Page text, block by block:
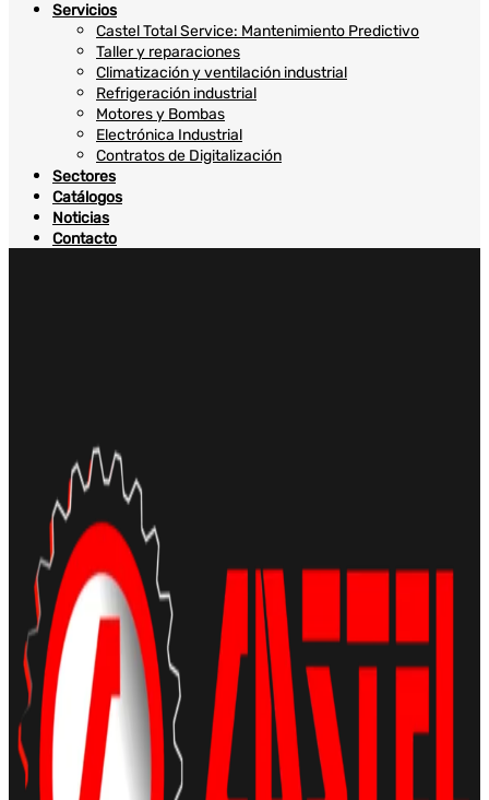
Servicios
Castel Total Service: Mantenimiento Predictivo
Taller y reparaciones
Climatización y ventilación industrial
Refrigeración industrial
Motores y Bombas
Electrónica Industrial
Contratos de Digitalización
Sectores
Catálogos
Noticias
Contacto